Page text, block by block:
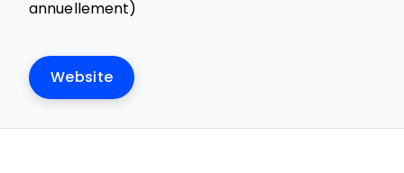
annuellement)
Website